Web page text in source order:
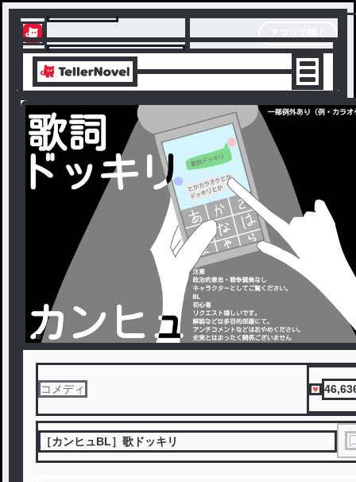
テラーノベル
アプリでサクサク楽しめる
コメディ
［カンヒュBL］歌ドッキリ